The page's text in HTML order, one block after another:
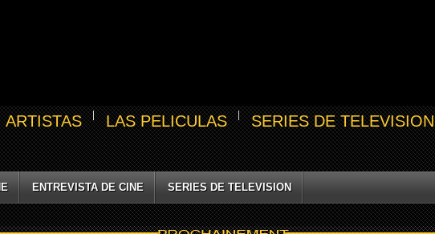
ARTISTAS LAS PELICULAS SERIES DE TELEVISION
ENTREVISTA DE CINE SERIES DE TELEVISION